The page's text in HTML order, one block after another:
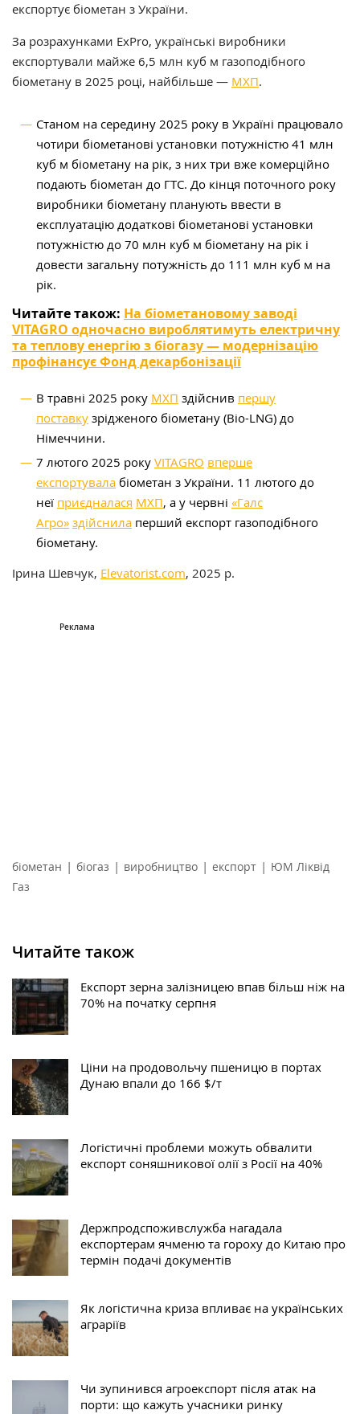
експортує біометан з України.
За розрахунками ExPro, українські виробники
експортували майже 6,5 млн куб м газоподібного
біометану в 2025 році, найбільше — МХП.
Станом на середину 2025 року в Україні працювало
чотири біометанові установки потужністю 41 млн
куб м біометану на рік, з них три вже комерційно
подають біометан до ГТС. До кінця поточного року
виробники біометану планують ввести в
експлуатацію додаткові біометанові установки
потужністю до 70 млн куб м біометану на рік і
довести загальну потужність до 111 млн куб м на
рік.
Читайте також: На біометановому заводі
VITAGRO одночасно вироблятимуть електричну
та теплову енергію з біогазу — модернізацію
профінансує Фонд декарбонізації
В травні 2025 року МХП здійснив першу
поставку зрідженого біометану (Bio-LNG) до
Німеччини.
7 лютого 2025 року VITAGRO вперше
експортувала біометан з України. 11 лютого до
неї приєдналася МХП, а у червні «Галс
Агро» здійснила перший експорт газоподібного
біометану.
Ірина Шевчук, Elevatorist.com, 2025 р.
біометан | біогаз | виробництво | експорт | ЮМ Ліквід
Газ
Читайте також
Експорт зерна залізницею впав більш ніж на
70% на початку серпня
Ціни на продовольчу пшеницю в портах
Дунаю впали до 166 $/т
Логістичні проблеми можуть обвалити
експорт соняшникової олії з Росії на 40%
Держпродспоживслужба нагадала
експортерам ячменю та гороху до Китаю про
термін подачі документів
Як логістична криза впливає на українських
аграріїв
Чи зупинився агроекспорт після атак на
порти: що кажуть учасники ринку